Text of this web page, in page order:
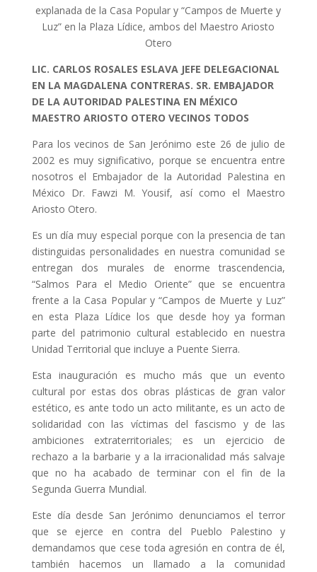
explanada de la Casa Popular y “Campos de Muerte y
Luz” en la Plaza Lídice, ambos del Maestro Ariosto
Otero
LIC. CARLOS ROSALES ESLAVA JEFE DELEGACIONAL
EN LA MAGDALENA CONTRERAS. SR. EMBAJADOR
DE LA AUTORIDAD PALESTINA EN MÉXICO
MAESTRO ARIOSTO OTERO VECINOS TODOS
Para los vecinos de San Jerónimo este 26 de julio de
2002 es muy significativo, porque se encuentra entre
nosotros el Embajador de la Autoridad Palestina en
México Dr. Fawzi M. Yousif, así como el Maestro
Ariosto Otero.
Es un día muy especial porque con la presencia de tan
distinguidas personalidades en nuestra comunidad se
entregan dos murales de enorme trascendencia,
“Salmos Para el Medio Oriente” que se encuentra
frente a la Casa Popular y “Campos de Muerte y Luz”
en esta Plaza Lídice los que desde hoy ya forman
parte del patrimonio cultural establecido en nuestra
Unidad Territorial que incluye a Puente Sierra.
Esta inauguración es mucho más que un evento
cultural por estas dos obras plásticas de gran valor
estético, es ante todo un acto militante, es un acto de
solidaridad con las víctimas del fascismo y de las
ambiciones extraterritoriales; es un ejercicio de
rechazo a la barbarie y a la irracionalidad más salvaje
que no ha acabado de terminar con el fin de la
Segunda Guerra Mundial.
Este día desde San Jerónimo denunciamos el terror
que se ejerce en contra del Pueblo Palestino y
demandamos que cese toda agresión en contra de él,
también hacemos un llamado a la comunidad